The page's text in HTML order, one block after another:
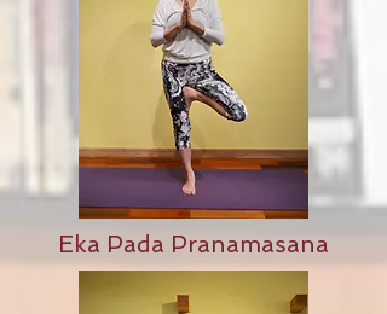
Eka Pada Pranamasana